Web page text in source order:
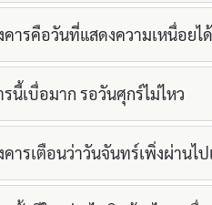
คารคือวันที่แสดงความเหนื่อยไ
รนี้เบื่อมาก รอวันศุกร์ไม่ไหว
คารเตือนว่าวันจันทร์เพิ่งผ่านไ